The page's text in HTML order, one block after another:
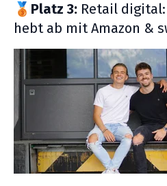
🥉Platz 3: Retail
hebt ab mit Amazon &